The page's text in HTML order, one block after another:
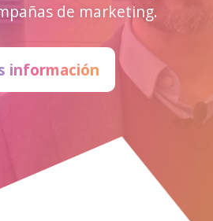
de marketing.
información